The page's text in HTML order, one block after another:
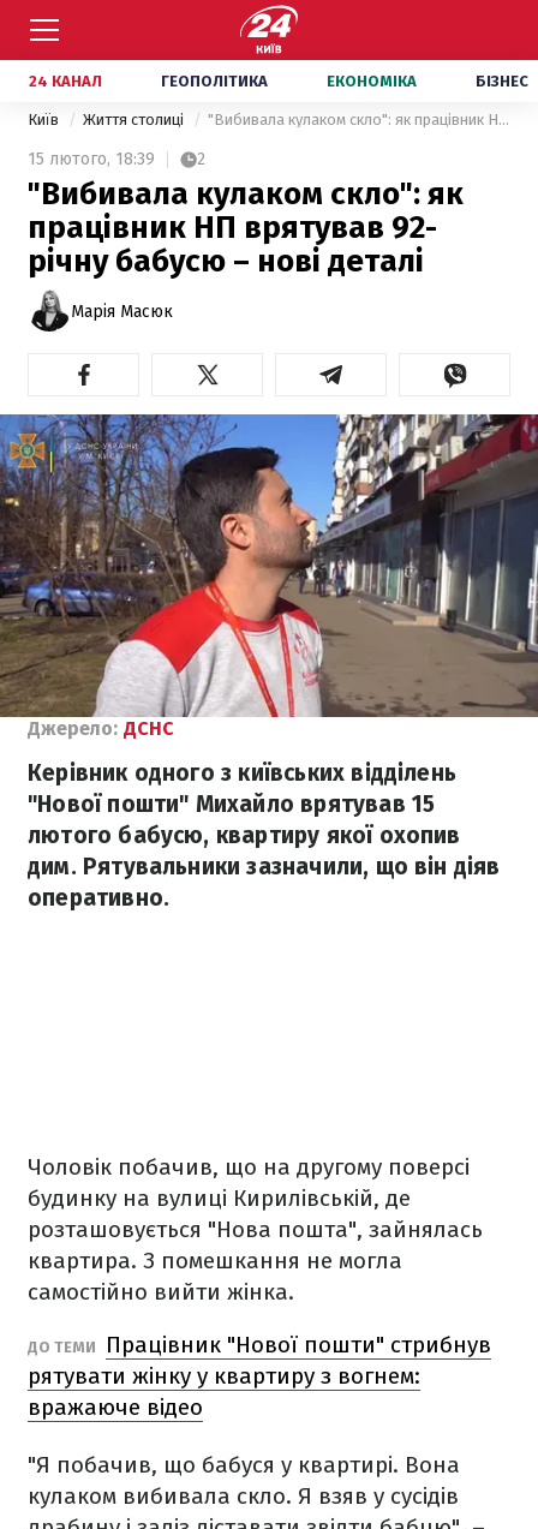
24 КАНАЛ ГЕОПОЛІТИКА ЕКОНОМІКА БІЗНЕС
Київ Життя столиці "Вибивала кулаком скло": як працівник НП врятував 92-річну бабусю – нові деталі
15 лютого, 18:39 2
"Вибивала кулаком скло": як
працівник НП врятував 92-
річну бабусю – нові деталі
Марія Масюк
Джерело: ДСНС
Керівник одного з київських відділень
"Нової пошти" Михайло врятував 15
лютого бабусю, квартиру якої охопив
дим. Рятувальники зазначили, що він діяв
оперативно.
Чоловік побачив, що на другому поверсі
будинку на вулиці Кирилівській, де
розташовується "Нова пошта", зайнялась
квартира. З помешкання не могла
самостійно вийти жінка.
ДО ТЕМИ
Працівник "Нової пошти" стрибнув
рятувати жінку у квартиру з вогнем:
вражаюче відео
"Я побачив, що бабуся у квартирі. Вона
кулаком вибивала скло. Я взяв у сусідів